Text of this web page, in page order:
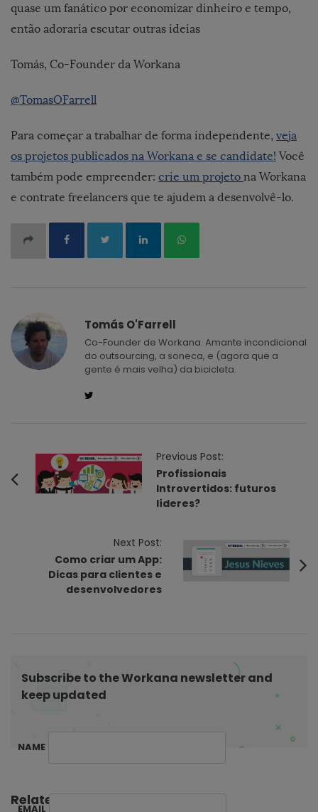
quase um fanático por economizar dinheiro e tempo,
então adoraria escutar outras ideias
Tomás, Co-Founder da Workana
@TomasOFarrell
Para começar a trabalhar de forma independente, veja
os projetos publicados na Workana e se candidate! Você
também pode empreender: crie um projeto na Workana
e contrate freelancers que te ajudem a desenvolvê-lo.
Tomás O'Farrell
Co-Founder de Workana. Amante incondicional
do outsourcing, a soneca, e (agora que a
gente é mais velha) da bicicleta.
Previous Post:
Profissionais
Introvertidos: futuros
líderes?
Next Post:
Como criar um App:
Dicas para clientes e
desenvolvedores
Subscribe to the Workana newsletter and
keep updated
NAME
EMAIL
Related Posts: